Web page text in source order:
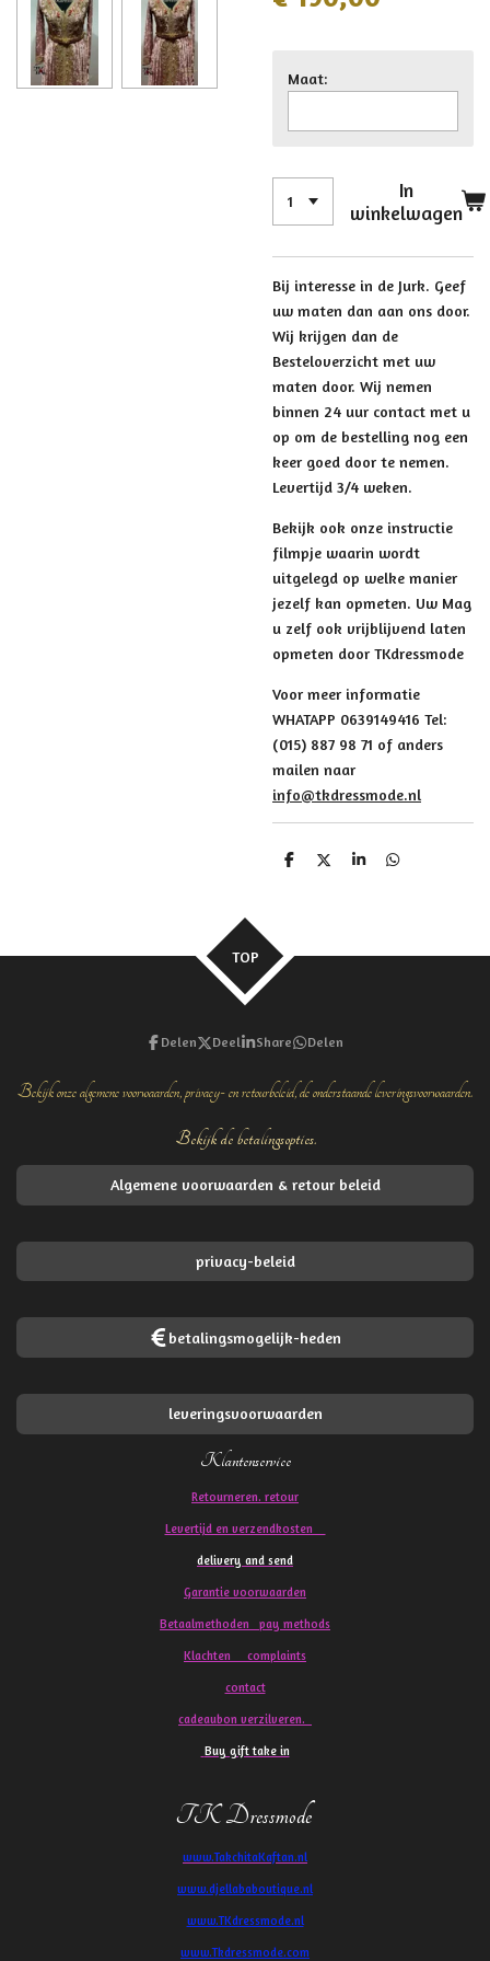
Maat:
In
winkelwagen
Bij interesse in de Jurk. Geef
uw maten dan aan ons door.
Wij krijgen dan de
Besteloverzicht met uw
maten door. Wij nemen
binnen 24 uur contact met u
op om de bestelling nog een
keer goed door te nemen.
Levertijd 3/4 weken.
Bekijk ook onze instructie
filmpje waarin wordt
uitgelegd op welke manier
jezelf kan opmeten. Uw Mag
u zelf ook vrijblijvend laten
opmeten door TKdressmode
Voor meer informatie
WHATAPP 0639149416 Tel:
(015) 887 98 71 of anders
mailen naar
info@tkdressmode.nl
D
D
S
D
TOP
Delen Deel Share Delen
Bekijk onze algemene voorwaarden, privacy- en retourbeleid, de onderstaande leveringsvoorwaarden.
Bekijk de betalingsopties.
Algemene voorwaarden & retour beleid
privacy-beleid
betalingsmogelijk-heden
leveringsvoorwaarden
Klantenservice
Retourneren. retour
Levertijd en verzendkosten
delivery and send
Garantie voorwaarden
Betaalmethoden pay methods
Klachten complaints
contact
cadeaubon verzilveren.
Buy gift take in
TK Dressmode
www.TakchitaKaftan.nl
www.djellababoutique.nl
www.TKdressmode.nl
www.Tkdressmode.com